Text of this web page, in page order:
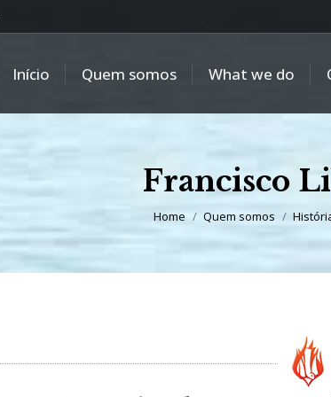
Início Quem somos What we do
Francisco
You are here:
Home Quem somos